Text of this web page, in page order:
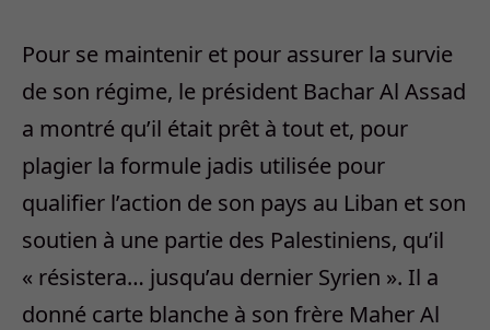
Pour se maintenir et pour assurer la survie
de son régime, le président Bachar Al Assad
a montré qu’il était prêt à tout et, pour
plagier la formule jadis utilisée pour
qualifier l’action de son pays au Liban et son
soutien à une partie des Palestiniens, qu’il
« résistera… jusqu’au dernier Syrien ». Il a
donné carte blanche à son frère Maher Al